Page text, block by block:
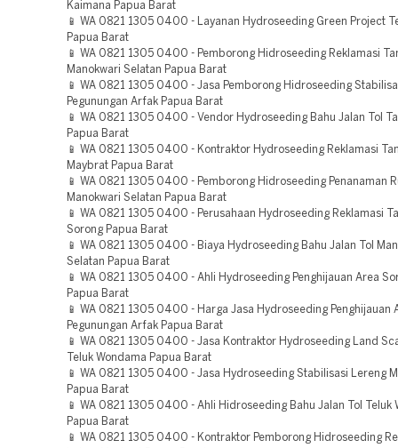
Kaimana Papua Barat
📱 WA 0821 1305 0400 - Layanan Hydroseeding Green Project
Papua Barat
📱 WA 0821 1305 0400 - Pemborong Hidroseeding Reklamasi
Manokwari Selatan Papua Barat
📱 WA 0821 1305 0400 - Jasa Pemborong Hidroseeding
Pegunungan Arfak Papua Barat
📱 WA 0821 1305 0400 - Vendor Hydroseeding Bahu Jalan Tol
Papua Barat
📱 WA 0821 1305 0400 - Kontraktor Hydroseeding Reklamasi
Maybrat Papua Barat
📱 WA 0821 1305 0400 - Pemborong Hidroseeding Penanaman
Manokwari Selatan Papua Barat
📱 WA 0821 1305 0400 - Perusahaan Hydroseeding Reklamasi
Sorong Papua Barat
📱 WA 0821 1305 0400 - Biaya Hydroseeding Bahu Jalan Tol
Selatan Papua Barat
📱 WA 0821 1305 0400 - Ahli Hydroseeding Penghijauan Area
Papua Barat
📱 WA 0821 1305 0400 - Harga Jasa Hydroseeding Penghijauan
Pegunungan Arfak Papua Barat
📱 WA 0821 1305 0400 - Jasa Kontraktor Hydroseeding Land
Teluk Wondama Papua Barat
📱 WA 0821 1305 0400 - Jasa Hydroseeding Stabilisasi Lereng
Papua Barat
📱 WA 0821 1305 0400 - Ahli Hidroseeding Bahu Jalan Tol Teluk
Papua Barat
📱 WA 0821 1305 0400 - Kontraktor Pemborong Hidroseeding